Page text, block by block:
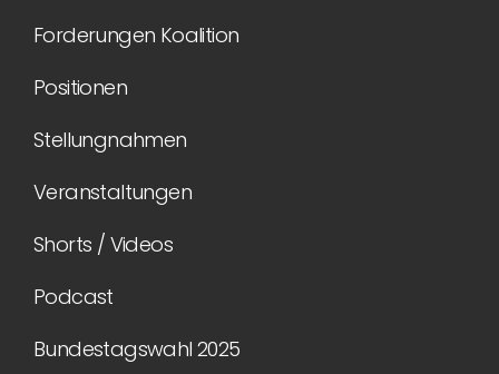
Forderungen Koalition
Positionen
Stellungnahmen
Veranstaltungen
Shorts / Videos
Podcast
Bundestagswahl 2025